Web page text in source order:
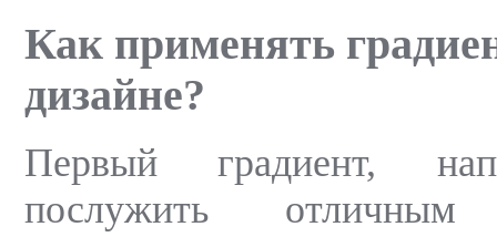
Как применять
дизайне?
Первый градиент,
послужить